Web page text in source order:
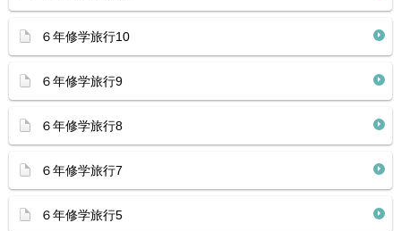
６年修学旅行10
６年修学旅行9
６年修学旅行8
６年修学旅行7
６年修学旅行5